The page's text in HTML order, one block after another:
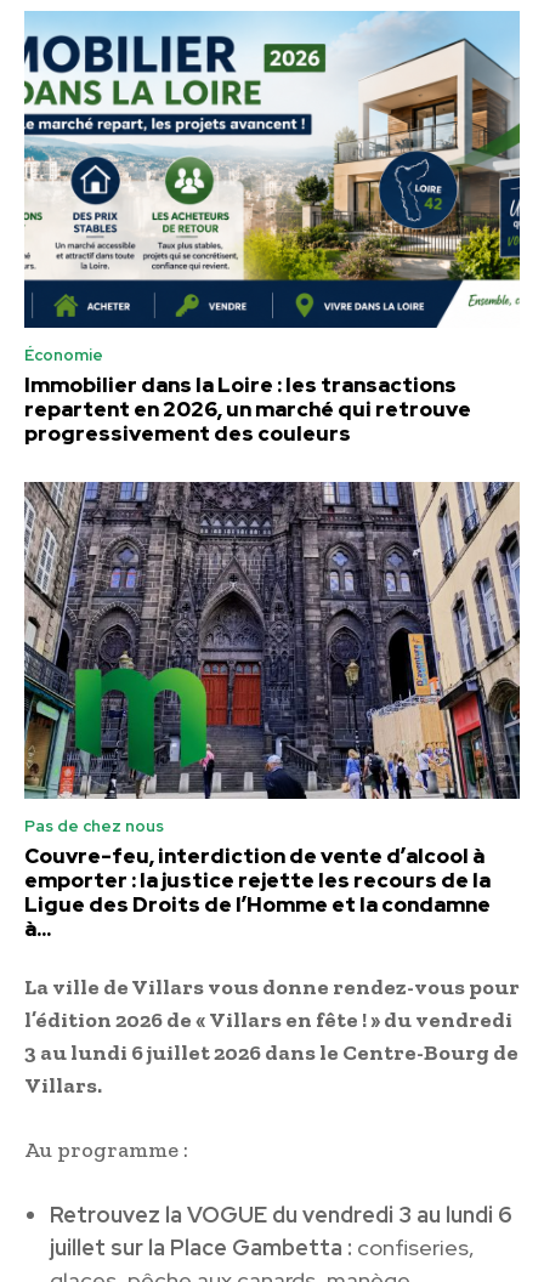
Économie
Immobilier dans la Loire : les transactions
repartent en 2026, un marché qui retrouve
progressivement des couleurs
Pas de chez nous
Couvre-feu, interdiction de vente d’alcool à
emporter : la justice rejette les recours de la
Ligue des Droits de l’Homme et la condamne
à...
La ville de Villars vous donne rendez-vous pour
l’édition 2026 de « Villars en fête ! » du vendredi
3 au lundi 6 juillet 2026 dans le Centre-Bourg de
Villars.
Au programme :
Retrouvez la VOGUE du vendredi 3 au lundi 6
juillet sur la Place Gambetta : confiseries,